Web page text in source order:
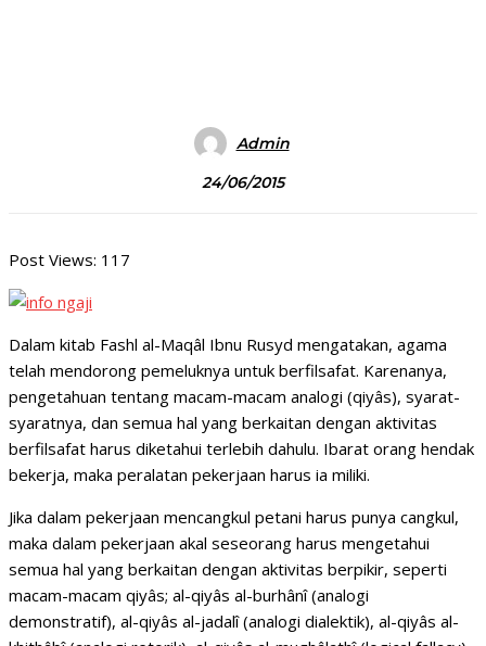
Admin
24/06/2015
Post Views: 117
Dalam kitab Fashl al-Maqâl Ibnu Rusyd mengatakan, agama
telah mendorong pemeluknya untuk berfilsafat. Karenanya,
pengetahuan tentang macam-macam analogi (qiyâs), syarat-
syaratnya, dan semua hal yang berkaitan dengan aktivitas
berfilsafat harus diketahui terlebih dahulu. Ibarat orang hendak
bekerja, maka peralatan pekerjaan harus ia miliki.
Jika dalam pekerjaan mencangkul petani harus punya cangkul,
maka dalam pekerjaan akal seseorang harus mengetahui
semua hal yang berkaitan dengan aktivitas berpikir, seperti
macam-macam qiyâs; al-qiyâs al-burhânî (analogi
demonstratif), al-qiyâs al-jadalî (analogi dialektik), al-qiyâs al-